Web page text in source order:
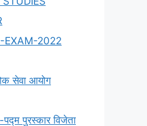
EXAM-2022
सेवा आयोग
पुरस्कार विजेता